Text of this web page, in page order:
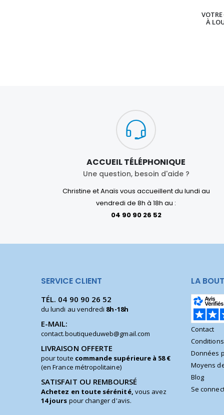
VOTRE
À
ACCUEIL TÉLÉPHONIQUE
Une question, besoin d'aide ?
Christine et Anaïs vous accueillent du lundi au
vendredi de 8h à 18h au :
04 90 90 26 52
SERVICE CLIENT
TÉL. 04 90 90 26 52
du lundi au vendredi 8h-18h
E-MAIL:
contact.boutiqueduweb@gmail.com
LIVRAISON OFFERTE
pour toute commande supérieure à 58 €
(en France métropolitaine)
SATISFAIT OU REMBOURSÉ
Achetez en toute sérénité, vous avez
14 jours pour changer d'avis.
LA
Contact
Données
Moyens
Blog
Se